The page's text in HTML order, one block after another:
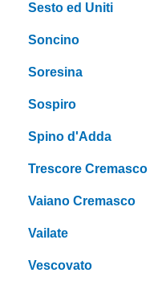
Sesto ed Uniti
Soncino
Soresina
Sospiro
Spino d'Adda
Trescore Cremasco
Vaiano Cremasco
Vailate
Vescovato